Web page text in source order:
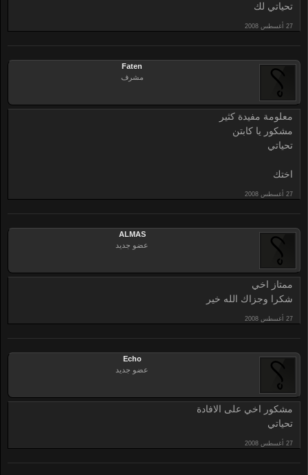
تحياتي لك
Faten
مشرف
معلومة مفيدة كثير
مشكور يا كابتن
تحياتي
اختك
ALMAS
عضو جديد
ممتاز اخي
شكرا وجزاك الله خير
Echo
عضو جديد
مشكور اخي على الافادة
تحياتي